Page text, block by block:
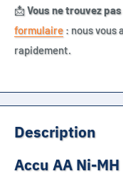
📩Vous ne trouvez
formulaire : nous vous
rapidement.
Description
Accu AA Ni-